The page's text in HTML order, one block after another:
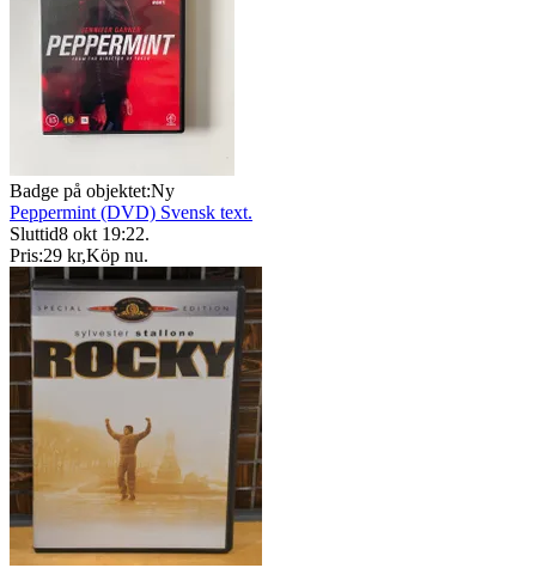
Badge på objektet:Ny
Peppermint (DVD) Svensk text.
Sluttid8 okt 19:22.
Pris:29 kr,Köp nu.